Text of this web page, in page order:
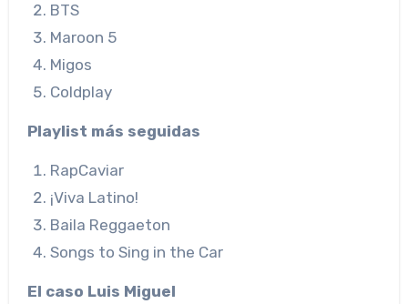
BTS
Maroon 5
Migos
Coldplay
Playlist más seguidas
RapCaviar
¡Viva Latino!
Baila Reggaeton
Songs to Sing in the Car
El caso Luis Miguel